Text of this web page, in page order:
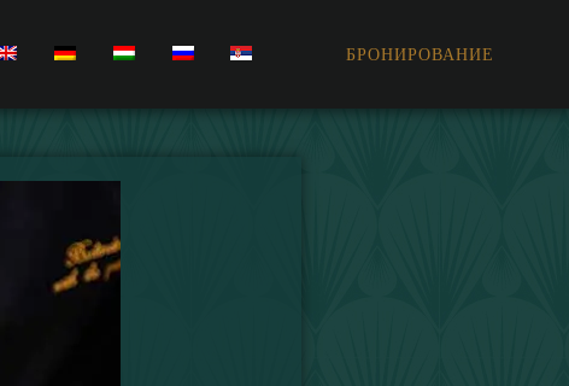
БРОНИРОВАНИЕ